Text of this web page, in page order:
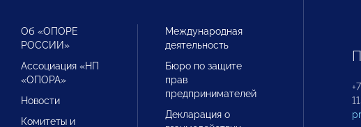
Об «ОПОРЕ
РОССИИ»
Ассоциация «НП
«ОПОРА»
Новости
Комитеты и
Международная
деятельность
Бюро по защите
прав
предпринимателей
Декларация о